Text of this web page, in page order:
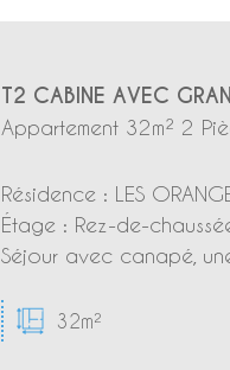
T2 CABINE AVEC
Appartement 32m² 2
Résidence : LES
Étage : Rez-de-
Séjour avec canapé,
32m²